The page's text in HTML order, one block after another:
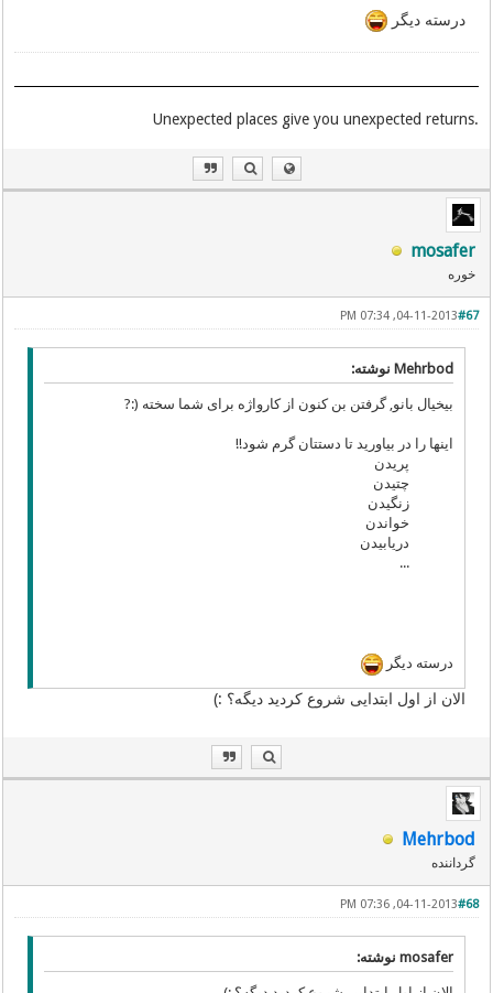
درسته دیگر
.Unexpected places give you unexpected returns
mosafer
خوره
#67
04-11-2013, 07:34 PM
Mehrbod نوشته:
بیخیال بانو, گرفتن بن کنون از کارواژه برای شما سخته (:?
اینها را در بیاورید تا دستتان گرم شود!!
پریدن
چتیدن
زنگیدن
خواندن
دریابیدن
...
درسته دیگر
الان از اول ابتدایی شروع کردید دیگه؟ :)
Mehrbod
گرداننده
#68
04-11-2013, 07:36 PM
mosafer نوشته: